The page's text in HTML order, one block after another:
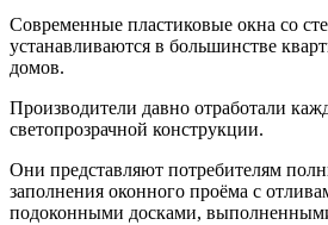
Современные пластиковые окна со
устанавливаются в большинстве
домов.
Производители давно отработали
светопрозрачной конструкции.
Они представляют потребителям
заполнения оконного проёма с
подоконными досками,